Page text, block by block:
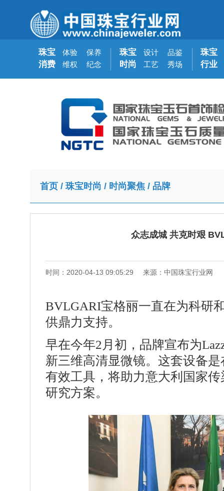
珠宝
消费
体验
维权
保养
纪念
珠宝
时尚
设计
工艺
品鉴
秀场
珠宝
行业
首页 / 珠宝时尚 / 时尚聚焦 / 品牌
众志成城 共克时艰
时间：2020-04-13 09:05:29 来源：中国珠宝行业网
BVLGARI宝格丽一直在为科研
供鼎力支持。
早在今年2月初，品牌宣布为
新三维高清显微镜。这套设备
有效工具，将助力意大利国家
研究方案。